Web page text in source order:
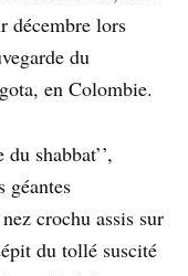
décembre lors
du
en Colombie.
shabbat’’,
géantes
crochu assis sur
du tollé suscité